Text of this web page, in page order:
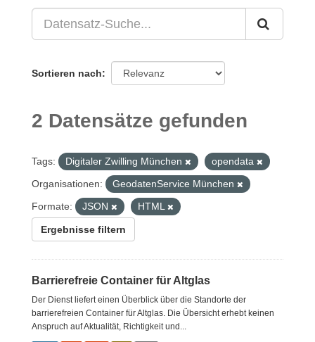
Sortieren nach
2 Datensätze gefunden
Tags: Digitaler Zwilling München
opendata
Organisationen:
GeodatenService München
Formate:
JSON HTML
Ergebnisse filtern
Barrierefreie Container für Altglas
Der Dienst liefert einen Überblick über die Standorte der
barrierefreien Container für Altglas. Die Übersicht erhebt keinen
Anspruch auf Aktualität, Richtigkeit und...